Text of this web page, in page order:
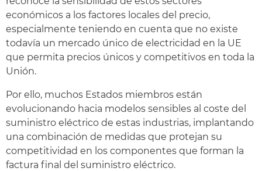
económicos a los factores locales del precio,
especialmente teniendo en cuenta que no existe
todavía un mercado único de electricidad en la UE
que permita precios únicos y competitivos en toda la
Unión.
Por ello, muchos Estados miembros están
evolucionando hacia modelos sensibles al coste del
suministro eléctrico de estas industrias, implantando
una combinación de medidas que protejan su
competitividad en los componentes que forman la
factura final del suministro eléctrico.